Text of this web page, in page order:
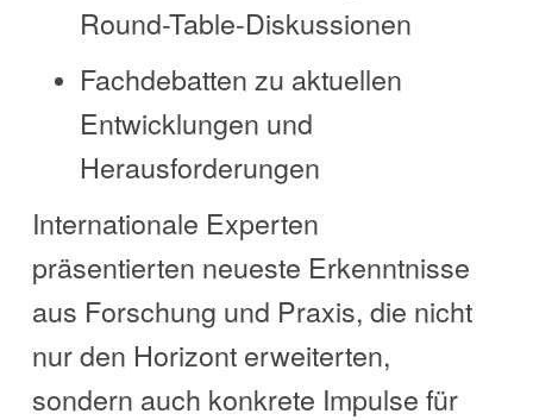
Round-Table-Diskussionen
Fachdebatten zu aktuellen
Entwicklungen und
Herausforderungen
Internationale Experten
präsentierten neueste Erkenntnisse
aus Forschung und Praxis, die nicht
nur den Horizont erweiterten,
sondern auch konkrete Impulse für